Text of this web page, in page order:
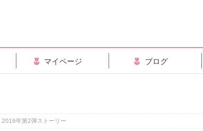
マイページ ブログ
2016年第2弾ストーリー